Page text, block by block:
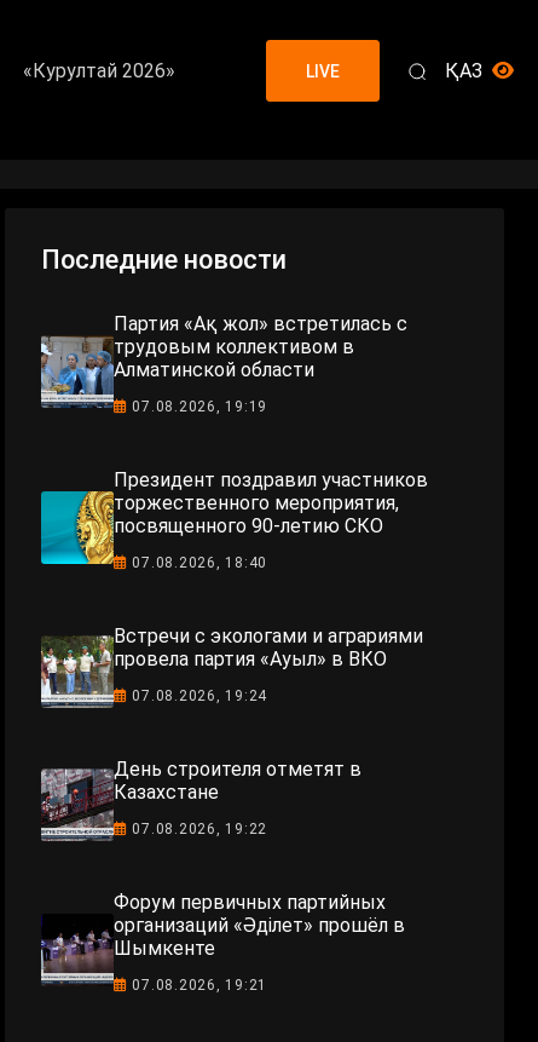
«Курултай 2026» LIVE ҚАЗ
Последние новости
Партия «Ақ жол» встретилась с
трудовым коллективом в
Алматинской области
07.08.2026, 19:19
Президент поздравил участников
торжественного мероприятия,
посвященного 90-летию СКО
07.08.2026, 18:40
Встречи с экологами и аграриями
провела партия «Ауыл» в ВКО
07.08.2026, 19:24
День строителя отметят в
Казахстане
07.08.2026, 19:22
Форум первичных партийных
организаций «Әділет» прошёл в
Шымкенте
07.08.2026, 19:21